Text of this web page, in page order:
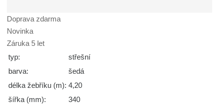
Doprava zdarma
Novinka
Záruka 5 let
typ:
střešní
barva:
šedá
délka žebříku (m): 4,20
šířka (mm):
340